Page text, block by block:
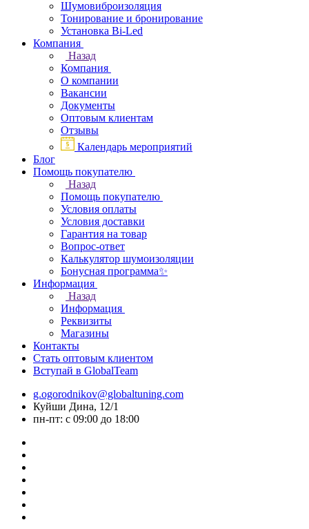
Шумовиброизоляция
Тонирование и бронирование
Установка Bi-Led
Компания
Назад
Компания
О компании
Вакансии
Документы
Оптовым клиентам
Отзывы
Календарь мероприятий
Блог
Помощь покупателю
Назад
Помощь покупателю
Условия оплаты
Условия доставки
Гарантия на товар
Вопрос-ответ
Калькулятор шумоизоляции
Бонусная программа✨
Информация
Назад
Информация
Реквизиты
Магазины
Контакты
Стать оптовым клиентом
Вступай в GlobalTeam
g.ogorodnikov@globaltuning.com
Куйши Дина, 12/1
пн-пт: с 09:00 до 18:00